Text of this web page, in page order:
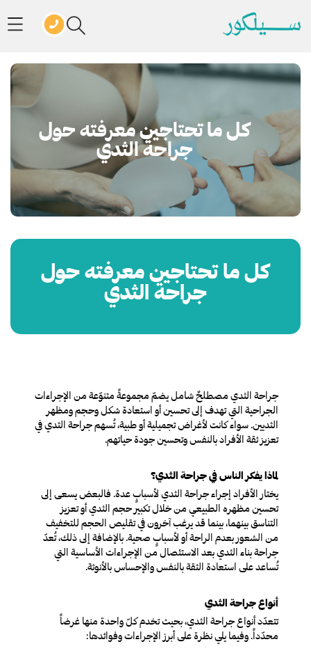
كل ما تحتاجين معرفته حول
جراحة الثدي
كل ما تحتاجين معرفته حول
جراحة الثدي
جراحة الثدي مصطلحٌ شامل يضمّ مجموعةً متنوّعة من الإجراءات
الجراحية التي تهدف إلى تحسين أو استعادة شكل وحجم ومظهر
الثديين. سواء كانت لأغراض تجميلية أو طبية، تُسهم جراحة الثدي في
تعزيز ثقة الأفراد بالنفس وتحسين جودة حياتهم.
لماذا يفكر الناس في جراحة الثدي؟
يختار الأفراد إجراء جراحة الثدي لأسبابٍ عدة. فالبعض يسعى إلى
تحسين مظهره الطبيعي من خلال تكبير حجم الثدي أو تعزيز
التناسق بينهما، بينما قد يرغب آخرون في تقليص الحجم للتخفيف
من الشعور بعدم الراحة أو لأسبابٍ صحية. بالإضافة إلى ذلك، تُعدّ
جراحة بناء الثدي بعد الاستئصال من الإجراءات الأساسية التي
تُساعد على استعادة الثقة بالنفس والإحساس بالأنوثة.
أنواع جراحة الثدي
تتعدّد أنواع جراحة الثدي، بحيث تخدم كلّ واحدة منها غرضاً
محدّداً. وفيما يلي نظرة على أبرز الإجراءات وفوائدها: